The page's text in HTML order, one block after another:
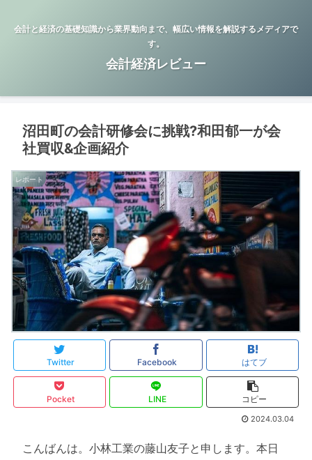
会計と経済の基礎知識から業界動向まで、幅広い情報を解説するメディアで
す。
会計経済レビュー
沼田町の会計研修会に挑戦?和田郁一が会
社買収&企画紹介
レポート
Twitter Facebook はてブ
Pocket LINE コピー
2024.03.04
こんばんは。小林工業の藤山友子と申します。本日